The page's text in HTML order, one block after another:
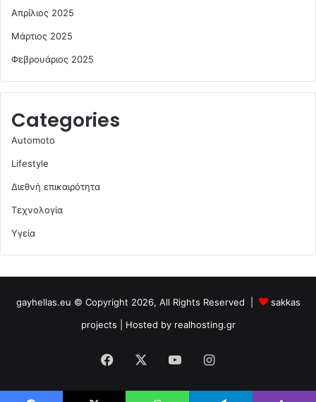
Απρίλιος 2025
Μάρτιος 2025
Φεβρουάριος 2025
Categories
Automoto
Lifestyle
Διεθνή επικαιρότητα
Τεχνολογία
Υγεία
gayhellas.eu © Copyright 2026, All Rights Reserved |
sakkas
projects | Hosted by realhosting.gr
Facebook YouTubeInstagram